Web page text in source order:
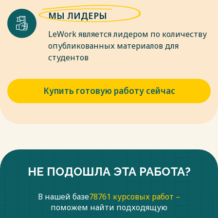
Стихийная социальная;
Система государственного управления (для объекта
управления этой системы).
2.Сознательная:
Регламентирующая;
Политическая;
Общественная.
Виды координирующих коммуникаций:
задание ритма деятельности;
согласование;
1.1.1. Координация в художественной гимнастике и ее
средства
Средства развития координации:
- упражнения на быстроту реакции
- упражнения на согласование движений разными частями
МЫ ЛИДЕРЫ
LeWork является лидером по количеству
опубликованных материалов для
студентов
Купить готовую работу сейчас
НЕ ПОДОШЛА ЭТА РАБОТА?
В нашей базе78761 курсовых работ –
поможем найти подходящую